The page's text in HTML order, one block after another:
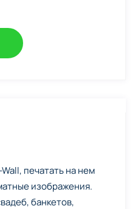
печатать на нем
изображения.
банкетов,